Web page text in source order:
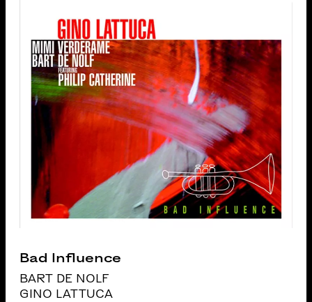
Bad Influence
BART DE NOLF
GINO LATTUCA